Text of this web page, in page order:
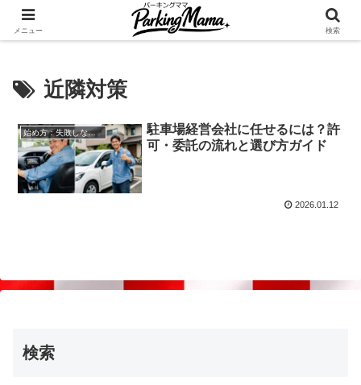
✨空き家・自宅の駐車場を貸してゆとりget🍵
近隣対策
始め方：失敗しない自宅駐車場貸し出し
駐車場経営会社に任せるには？許
可・委託の流れと選び方ガイド
2026.01.12
検索
メニュー 検索